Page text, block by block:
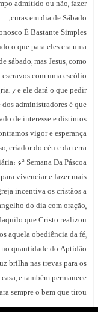
admitido ou não, fazer
curas em dia de Sábado.
É Bastante Simples
o que para eles era uma
sábado, mas Jesus, como
com uma escólio
/ e ele dará o que pedir
administradores é que
de interesse e distintos
vigor e esperança.
criador do céu e da terra.
6ª Semana Da Páscoa
vivenciar e fazer mais
incentiva os cristãos a
do dia com oração,
que Cristo realizou
aquela obediência da fé,
no quantidade do Aptidão
brilha nas trevas para os
e também permanece
sempre o bem que tirou.